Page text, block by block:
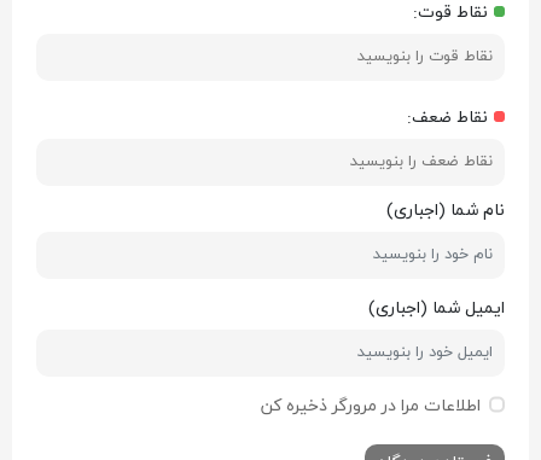
نقاط قوت:
نقاط ضعف:
نام شما (اجباری)
ایمیل شما (اجباری)
اطلاعات مرا در مرورگر ذخیره کن